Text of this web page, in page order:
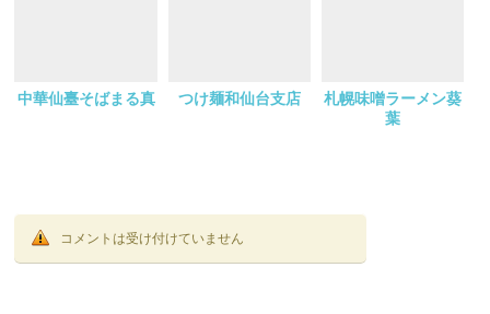
中華仙臺そばまる真 つけ麺和仙台支店
札幌味噌ラーメン葵
葉
コメントは受け付けていません